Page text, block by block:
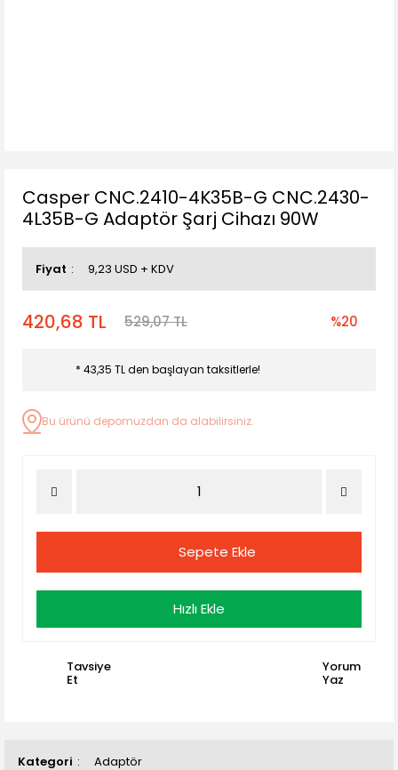
Kategori Adaptör
Casper CNC.2410-4K35B-G CNC.2430-
4L35B-G Adaptör Şarj Cihazı 90W
Fiyat 9,23 USD + KDV
420,68 TL 529,07 TL %20
* 43,35 TL den başlayan taksitlerle!
Bu ürünü depomuzdan da alabilirsiniz.
Sepete Ekle
Hızlı Ekle
Tavsiye
Et
Yorum
Yaz